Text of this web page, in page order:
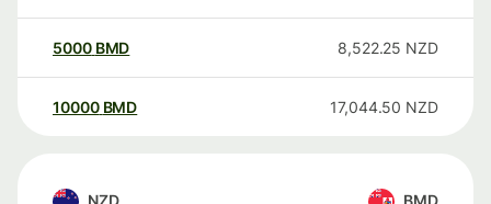
5000 BMD 8,522.25 NZD
10000 BMD 17,044.50 NZD